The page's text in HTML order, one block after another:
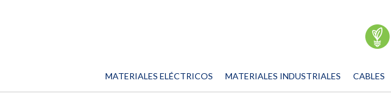
MATERIALES ELÉCTRICOS MATERIALES INDUSTRIALES CABLES